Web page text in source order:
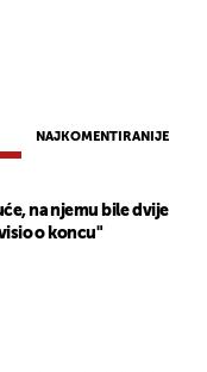
NAJKOMENTIRANIJE
na njemu bile dvije
o koncu"